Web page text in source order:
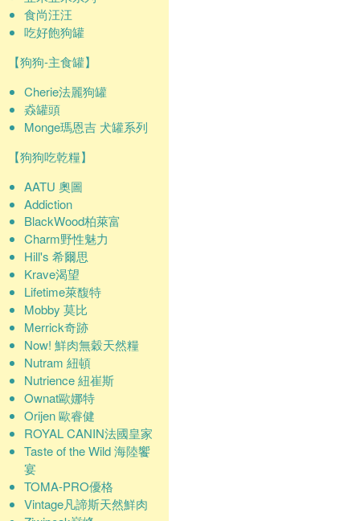
食尚汪汪
吃好飽狗罐
【狗狗-主食罐】
Cherie法麗狗罐
猋罐頭
Monge瑪恩吉 犬罐系列
【狗狗吃乾糧】
AATU 奧圖
Addiction
BlackWood柏萊富
Charm野性魅力
Hill's 希爾思
Krave渴望
Lifetime萊馥特
Mobby 莫比
Merrick奇跡
Now! 鮮肉無穀天然糧
Nutram 紐頓
Nutrience 紐崔斯
Ownat歐娜特
Orijen 歐睿健
ROYAL CANIN法國皇家
Taste of the Wild 海陸饗
宴
TOMA-PRO優格
Vintage凡諦斯天然鮮肉